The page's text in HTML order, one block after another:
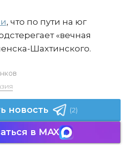
, что по пути на юг
«вечная
Шахтинского.
новость (2)
в MAX